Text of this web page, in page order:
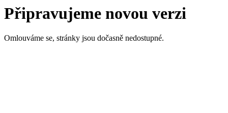
Připravujeme novou verzi
Omlouváme se, stránky jsou dočasně nedostupné.